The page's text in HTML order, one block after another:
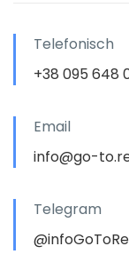
Telefonisch
+38 095 648
Email
info@go-
Telegram